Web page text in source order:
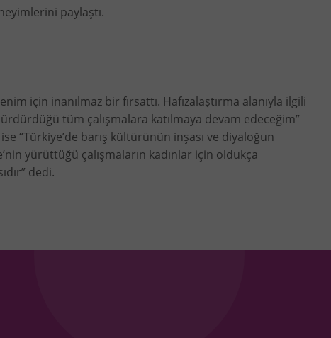
paylaştı.
için inanılmaz bir fırsattı. Hafızalaştırma alanıyla ilgili
tüm çalışmalara katılmaya devam edeceğim”
“Türkiye’de barış kültürünün inşası ve diyaloğun
yürüttüğü çalışmaların kadınlar için oldukça
dedi.